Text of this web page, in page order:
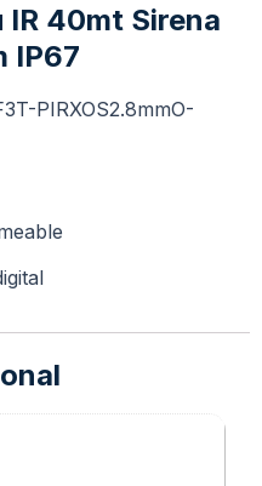
IR 40mt Sirena
IP67
PIRXOS2.8mmO-